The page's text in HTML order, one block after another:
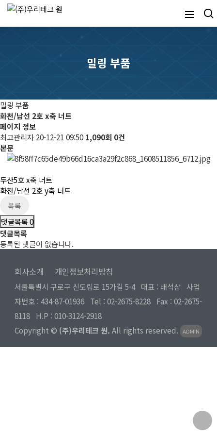
밀링 부품
밀링 부품
화천/남선 2호 x축 너트
페이지 정보
최고관리자 20-12-21 09:50 1,090회 0건
본문
두산5호 x축 너트
화천/남선 2호 y축 너트
목록
댓글목록0
댓글목록
등록된 댓글이 없습니다.
회사소개 개인정보처리방침
서울특별시 구로구 신도림로 15가길 5-4 대표 : 배석삼 사업
자번호 : 434-87-01936 Tel : 02-2675-8228 Fax : 02-2675-
8118 H.P : 010-3124-2918
Copyright © (주)우리테크 원. All rights reserved. ADMIN